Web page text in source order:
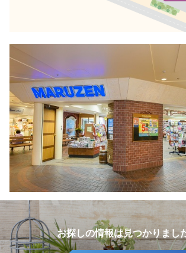
お探しの情報は見つかりまし